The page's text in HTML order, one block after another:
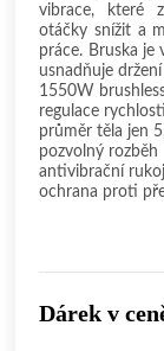
vibrace, které
otáčky snížit a
práce. Bruska je
usnadňuje
1550W
regulace rychlosti
průměr těla jen
pozvolný rozběh
antivibrační
ochrana proti
Dárek v